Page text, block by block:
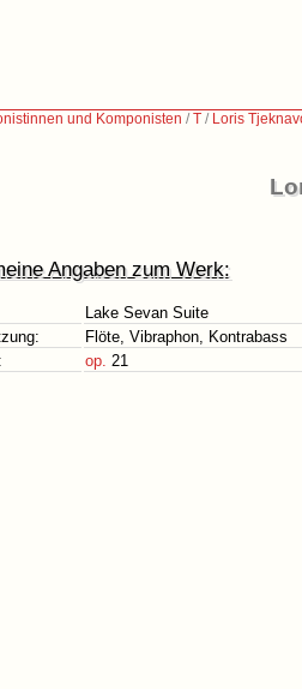
und Komponisten /T / Loris
Angaben zum Werk:
Lake Sevan Suite
Flöte, Vibraphon, Kontrabass
op. 21